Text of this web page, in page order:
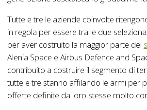
Tutte e tre le aziende coinvolte
in regola per essere tra le due
per aver costruito la maggior parte dei
Alenia Space e Airbus Defence and
contribuito a costruire il segmento di
tutte e tre stanno affilando le armi per
offerte definite da loro stesse molto